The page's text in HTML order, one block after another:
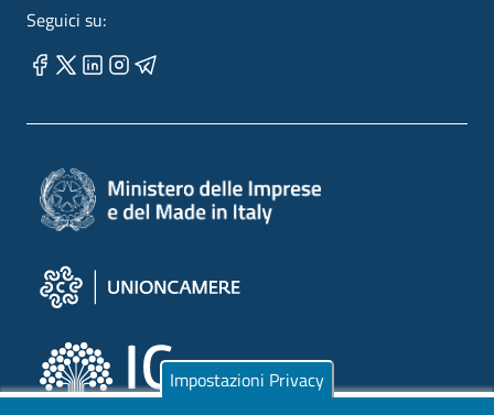
Seguici su:
Impostazioni Privacy